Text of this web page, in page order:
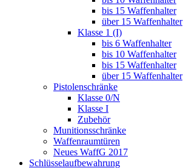
bis 15 Waffenhalter
über 15 Waffenhalter
Klasse 1 (I)
bis 6 Waffenhalter
bis 10 Waffenhalter
bis 15 Waffenhalter
über 15 Waffenhalter
Pistolenschränke
Klasse 0/N
Klasse I
Zubehör
Munitionsschränke
Waffenraumtüren
Neues WaffG 2017
Schlüsselaufbewahrung